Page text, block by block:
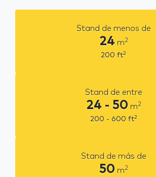
Stand de menos de
24 m2
200 ft2
Stand de entre
24 - 50 m2
200 - 600 ft2
Stand de más de
50 m2